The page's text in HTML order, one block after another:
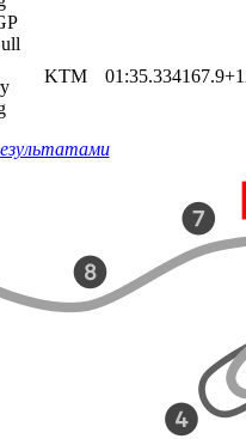
KTM 01:35.334167.9